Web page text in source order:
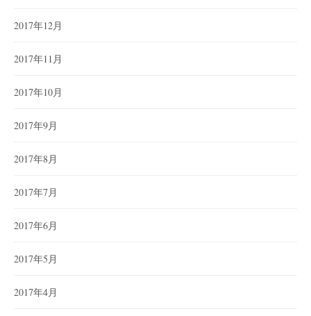
2017年12月
2017年11月
2017年10月
2017年9月
2017年8月
2017年7月
2017年6月
2017年5月
2017年4月